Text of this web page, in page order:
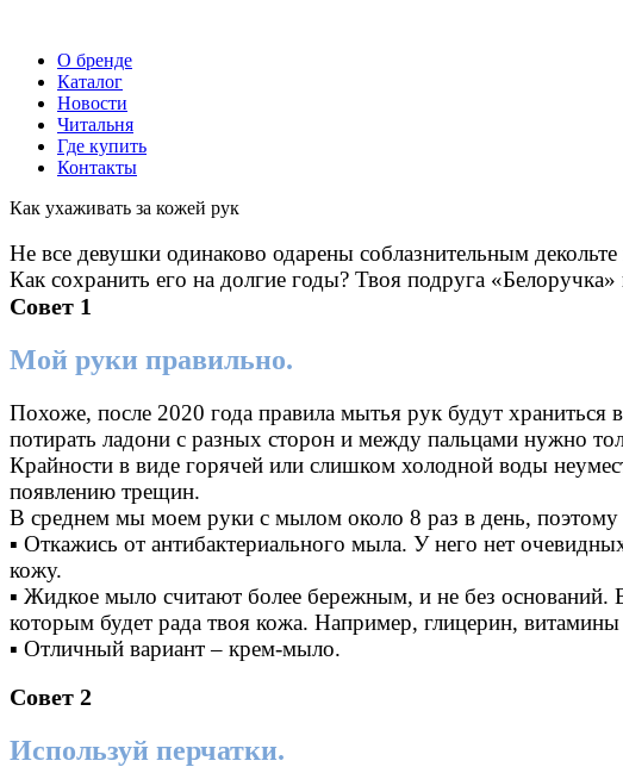
О бренде
Каталог
Новости
Читальня
Где купить
Контакты
Как ухаживать за кожей рук
Не все девушки одинаково одарены соблазнительным
Как сохранить его на долгие годы? Твоя подруга «Белоручка»
Совет 1
Мой руки правильно.
Похоже, после 2020 года правила мытья рук будут
потирать ладони с разных сторон и между пальцами нужно
Крайности в виде горячей или слишком холодной воды
появлению трещин.
В среднем мы моем руки с мылом около 8 раз в день,
▪ Откажись от антибактериального мыла. У него нет
кожу.
▪ Жидкое мыло считают более бережным, и не без
которым будет рада твоя кожа. Например, глицерин,
▪ Отличный вариант – крем-мыло.
Совет 2
Используй перчатки.